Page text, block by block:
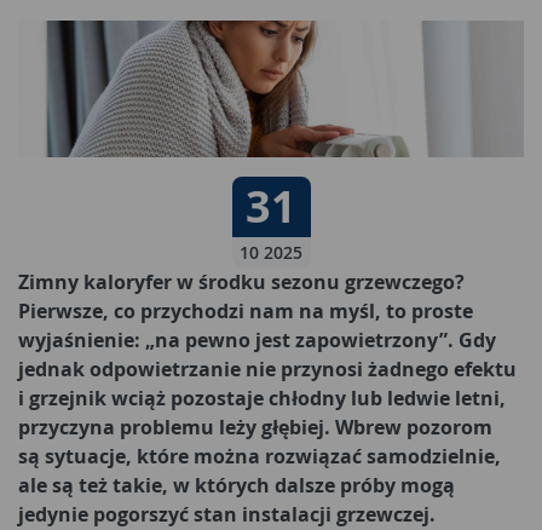
Data publikacji:
31
10 2025
Zimny kaloryfer w środku sezonu grzewczego?
Pierwsze, co przychodzi nam na myśl, to proste
wyjaśnienie: „na pewno jest zapowietrzony”. Gdy
jednak odpowietrzanie nie przynosi żadnego efektu
i grzejnik wciąż pozostaje chłodny lub ledwie letni,
przyczyna problemu leży głębiej. Wbrew pozorom
są sytuacje, które można rozwiązać samodzielnie,
ale są też takie, w których dalsze próby mogą
jedynie pogorszyć stan instalacji grzewczej.